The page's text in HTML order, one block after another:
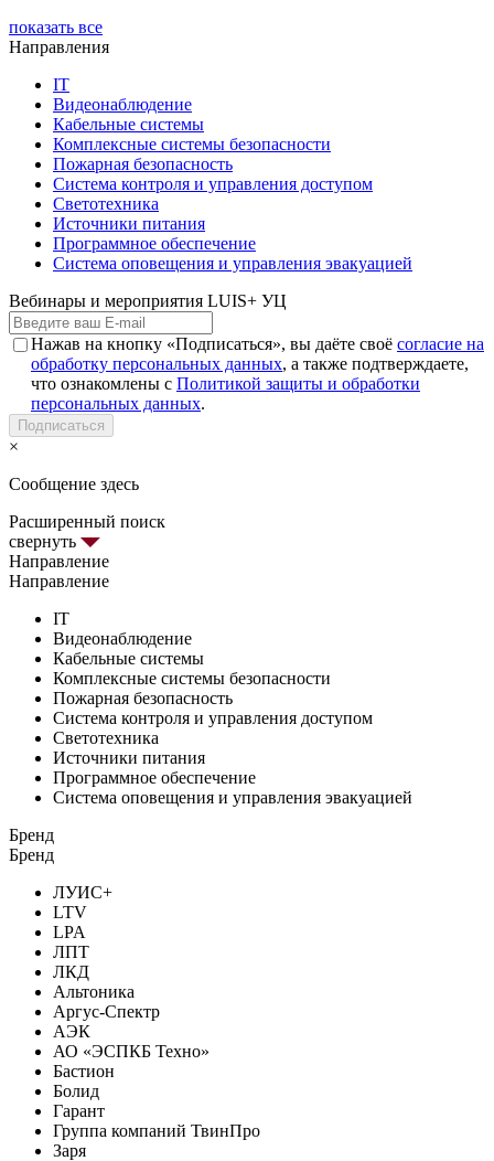
показать все
Направления
IT
Видеонаблюдение
Кабельные системы
Комплексные системы безопасности
Пожарная безопасность
Система контроля и управления доступом
Светотехника
Источники питания
Программное обеспечение
Система оповещения и управления эвакуацией
Вебинары и мероприятия LUIS+ УЦ
Нажав на кнопку «Подписаться», вы даёте своё согласие на
обработку персональных данных, а также подтверждаете,
что ознакомлены с Политикой защиты и обработки
персональных данных.
Подписаться
×
Сообщение здесь
Расширенный поиск
свернуть
Направление
Направление
IT
Видеонаблюдение
Кабельные системы
Комплексные системы безопасности
Пожарная безопасность
Система контроля и управления доступом
Светотехника
Источники питания
Программное обеспечение
Система оповещения и управления эвакуацией
Бренд
Бренд
ЛУИС+
LTV
LPA
ЛПТ
ЛКД
Альтоника
Аргус-Спектр
АЭК
АО «ЭСПКБ Техно»
Бастион
Болид
Гарант
Группа компаний ТвинПро
Заря